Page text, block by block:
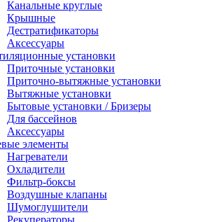
Канальные круглые
Крышные
Дестратификаторы
Аксессуары
установки
Приточные установки
Приточно-вытяжные установки
Вытяжные установки
Бытовые установки / Бризеры
Для бассейнов
Аксессуары
элементы
Нагреватели
Охладители
Фильтр-боксы
Воздушные клапаны
Шумоглушители
Рекуператоры